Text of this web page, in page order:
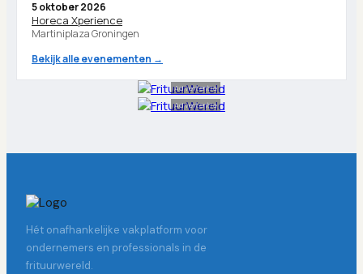
5 oktober 2026
Horeca Xperience
Martiniplaza Groningen
Bekijk alle evenementen →
Advertentie
Advertentie
Hét onafhankelijke vakplatform voor
ondernemers en professionals in de
frituurwereld.